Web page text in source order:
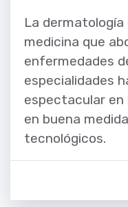
La dermatología
medicina que
enfermedades
especialidades
espectacular en
en buena
tecnológicos.